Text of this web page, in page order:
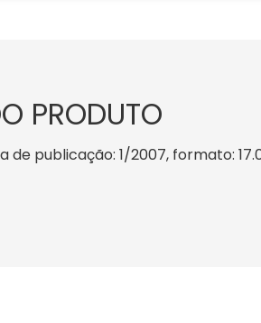
PRODUTO
de publicação: 1/2007, formato: